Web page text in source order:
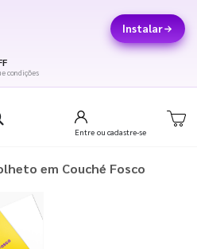
Instalar
condições
Entre ou cadastre-se
em Couché Fosco